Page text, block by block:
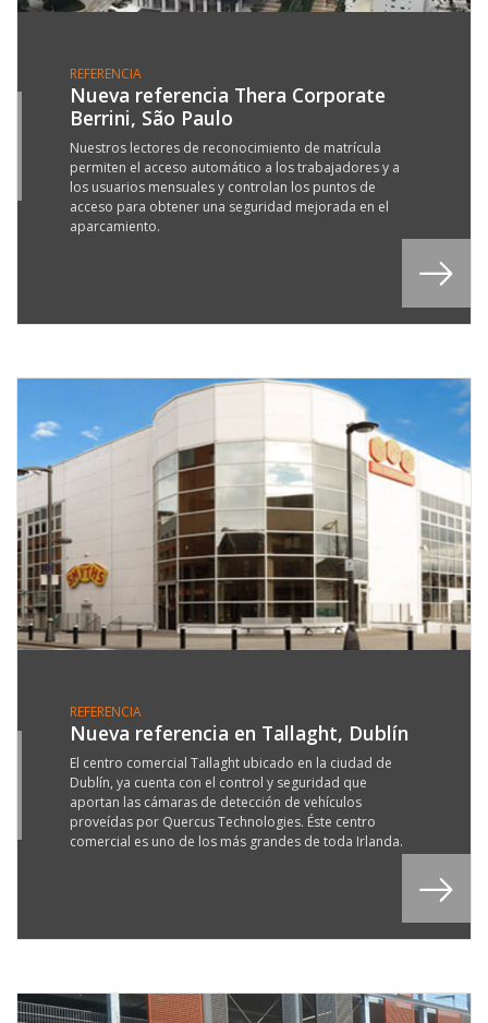
REFERENCIA
Nueva referencia Thera Corporate
Berrini, São Paulo
Nuestros lectores de reconocimiento de matrícula
permiten el acceso automático a los trabajadores y a
los usuarios mensuales y controlan los puntos de
acceso para obtener una seguridad mejorada en el
aparcamiento.
REFERENCIA
Nueva referencia en Tallaght, Dublín
El centro comercial Tallaght ubicado en la ciudad de
Dublín, ya cuenta con el control y seguridad que
aportan las cámaras de detección de vehículos
proveídas por Quercus Technologies. Éste centro
comercial es uno de los más grandes de toda Irlanda.